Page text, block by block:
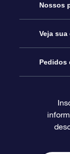
Serviço
Entre em
Blog
Nossos
Presente
Pacote
O
Veja sua
Star
Página
Um
Pedidos